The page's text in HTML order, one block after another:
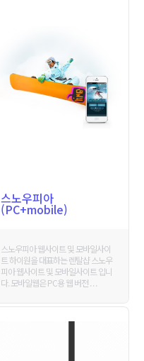
스노우피아
(PC+mobile)
스노우피아 웹사이트 및 모바일사이
트 하이원을 대표하는 렌탈샵 스노우
피아 웹사이트 및 모바일사이트 입니
다. 모바일웹은 PC용 웹 버전 . . .